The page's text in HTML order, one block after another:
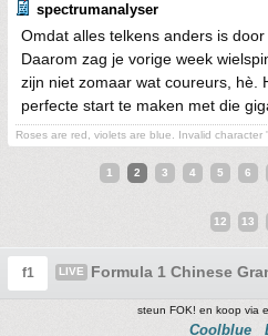
spectrumanalyser
Omdat alles telkens anders is
Daarom zag je vorige week
zijn niet zomaar wat coureurs, hè.
perfecte start te maken met die
Roses are red, violets are blue. Invalid character
1 2 3 4 5 6
12 13
f1 LIVE Formula 1 Chinese
steun FOK! en koop via
Coolblue